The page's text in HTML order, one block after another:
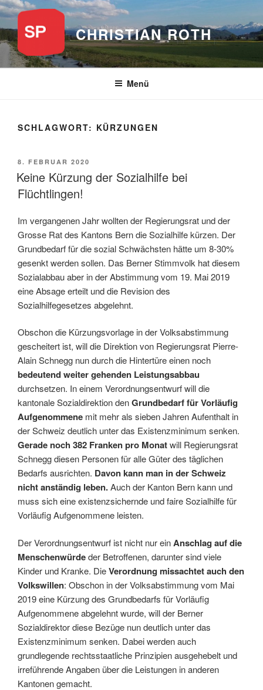
Zum
Inhalt
springen
CHRISTIAN ROTH
Menü
SCHLAGWORT: KÜRZUNGEN
VERÖFFENTLICHT
AM
8. FEBRUAR 2020
Keine Kürzung der Sozialhilfe bei
Flüchtlingen!
Im vergangenen Jahr wollten der Regierungsrat und der
Grosse Rat des Kantons Bern die Sozialhilfe kürzen. Der
Grundbedarf für die sozial Schwächsten hätte um 8-30%
gesenkt werden sollen. Das Berner Stimmvolk hat diesem
Sozialabbau aber in der Abstimmung vom 19. Mai 2019
eine Absage erteilt und die Revision des
Sozialhilfegesetzes abgelehnt.
Obschon die Kürzungsvorlage in der Volksabstimmung
gescheitert ist, will die Direktion von Regierungsrat Pierre-
Alain Schnegg nun durch die Hintertüre einen noch
bedeutend weiter gehenden Leistungsabbau
durchsetzen. In einem Verordnungsentwurf will die
kantonale Sozialdirektion denGrundbedarf für Vorläufig
Aufgenommene mit mehr als sieben Jahren Aufenthalt in
der Schweiz deutlich unter das Existenzminimum senken.
Gerade noch 382 Franken pro Monatwill Regierungsrat
Schnegg diesen Personen für alle Güter des täglichen
Bedarfs ausrichten. Davon kann man in der Schweiz
nicht anständig leben.Auch der Kanton Bern kann und
muss sich eine existenzsichernde und faire Sozialhilfe für
Vorläufig Aufgenommene leisten.
Der Verordnungsentwurf ist nicht nur einAnschlag auf die
Menschenwürdeder Betroffenen, darunter sind viele
Kinder und Kranke. DieVerordnung missachtet auch den
Volkswillen: Obschon in der Volksabstimmung vom Mai
2019 eine Kürzung des Grundbedarfs für Vorläufig
Aufgenommene abgelehnt wurde, will der Berner
Sozialdirektor diese Bezüge nun deutlich unter das
Existenzminimum senken. Dabei werden auch
grundlegende rechtsstaatliche Prinzipien ausgehebelt und
irreführende Angaben über die Leistungen in anderen
Kantonen gemacht.